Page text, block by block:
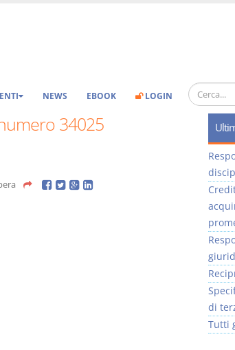
NEWS EBOOK LOGIN
34025
di
Tutti